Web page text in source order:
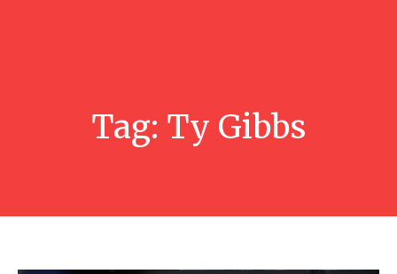
Tag: Ty Gibbs